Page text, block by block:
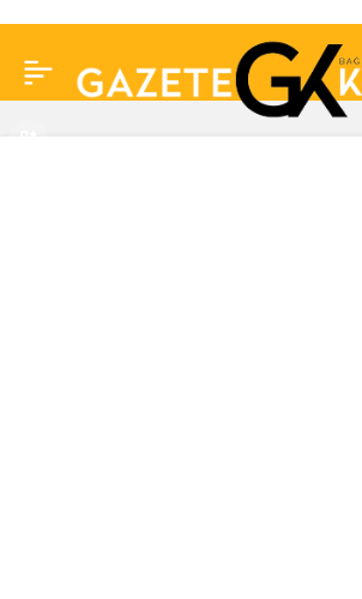
yangın çıktı!